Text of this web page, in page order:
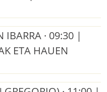
IBARRA · 09:30 |
ETA HAUEN